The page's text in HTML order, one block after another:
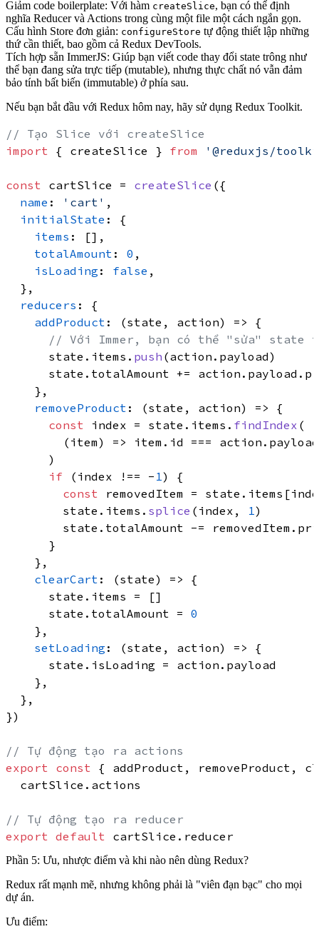
Giảm code boilerplate: Với hàm createSlice, bạn có thể định
nghĩa Reducer và Actions trong cùng một file một cách ngắn gọn.
Cấu hình Store đơn giản: configureStore tự động thiết lập những
thứ cần thiết, bao gồm cả Redux DevTools.
Tích hợp sẵn ImmerJS: Giúp bạn viết code thay đổi state trông như
thể bạn đang sửa trực tiếp (mutable), nhưng thực chất nó vẫn đảm
bảo tính bất biến (immutable) ở phía sau.
Nếu bạn bắt đầu với Redux hôm nay, hãy sử dụng Redux Toolkit.
// Tạo Slice với createSlice
import { createSlice } from '@reduxjs/
const cartSlice = createSlice ({
name : 'cart' ,
initialState : {
items : [],
totalAmount : 0 ,
isLoading : false ,
  },
reducers : {
addProduct : (state, action) => {
// Với Immer, bạn có thể "sửa" state
      state.
items . push (action. payload)
      state.
totalAmount += action. payload .
    },
removeProduct : (state, action) => {
const index = state. items . findIndex (
( item) => item. id === action. payload
      )
if (index !== - 1) {
const removedItem = state. items
        state.
items . splice (index, 1)
        state.
totalAmount -= removedItem.
      }
    },
clearCart : (state) => {
      state.
items = []
      state.
totalAmount = 0
    },
setLoading : (state, action) => {
      state.
isLoading = action. payload
    },
  },
})
// Tự động tạo ra actions
export const { addProduct, removeProduct,
  cartSlice.
actions
// Tự động tạo ra reducer
export default cartSlice. reducer
Phần 5: Ưu, nhược điểm và khi nào nên dùng Redux?
Redux rất mạnh mẽ, nhưng không phải là "viên đạn bạc" cho mọi
dự án.
Ưu điểm: